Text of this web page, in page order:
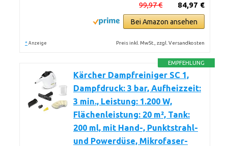
84,97 €
99,97 €
Bei Amazon ansehen
* Anzeige Preis inkl. MwSt., zzgl. Versandkosten
EMPFEHLUNG
Kärcher Dampfreiniger SC 1,
Dampfdruck: 3 bar, Aufheizzeit:
3 min., Leistung: 1.200 W,
Flächenleistung: 20 m², Tank:
200 ml, mit Hand-, Punktstrahl-
und Powerdüse, Mikrofaser-